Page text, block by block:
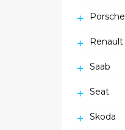
Porsche
Renault
Saab
Seat
Skoda